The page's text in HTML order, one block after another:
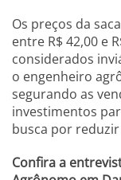
Os preços da
entre R$ 42,00 e
considerados
o engenheiro
segurando as
investimentos
busca por
Confira a